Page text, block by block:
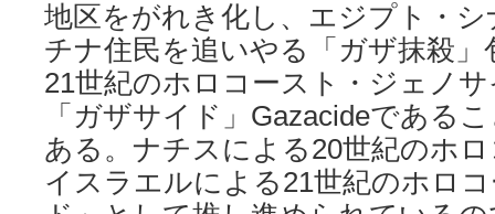
地区をがれき化し、エジプト・
チナ住民を追いやる「ガザ抹殺」
21世紀のホロコースト・ジェノ
「ガザサイド」Gazacideである
ある。ナチスによる20世紀のホ
イスラエルによる21世紀のホロ